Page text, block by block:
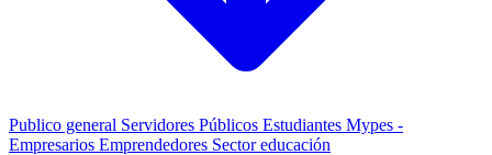
Publico general Servidores Públicos Estudiantes Mypes -
Empresarios Emprendedores Sector educación